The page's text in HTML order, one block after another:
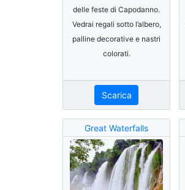
delle feste di Capodanno.
Vedrai regali sotto l’albero,
palline decorative e nastri
colorati.
Scarica
Great Waterfalls